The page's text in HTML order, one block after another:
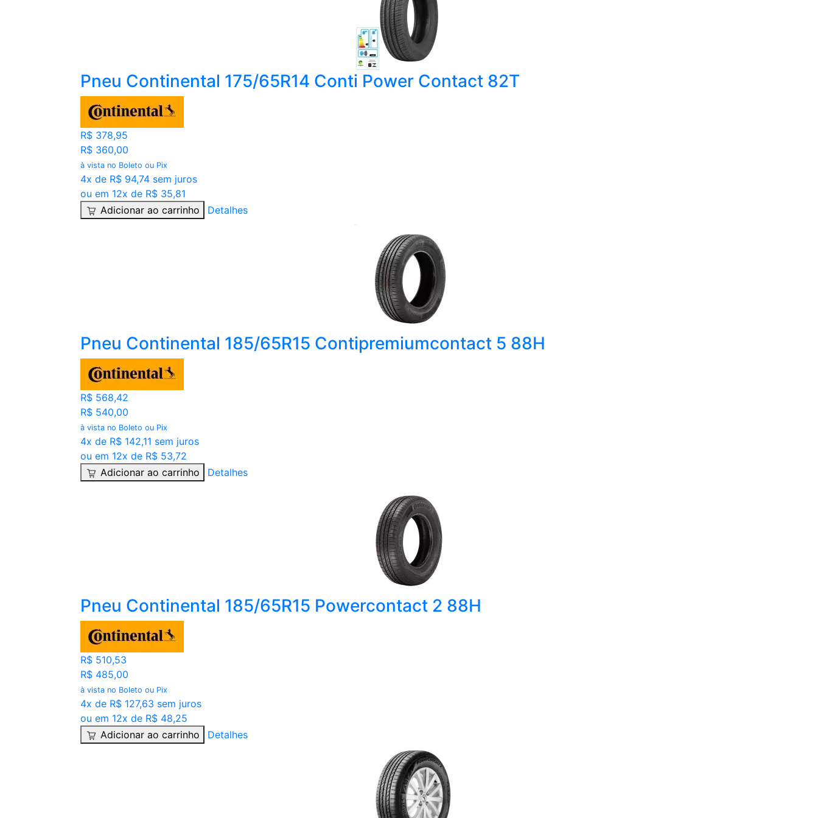
Pneu Continental 175/65R14 Conti Power Contact 82T
R$ 378,95
R$ 360,00
à vista no Boleto ou Pix
4x de R$ 94,74 sem juros
ou em 12x de R$ 35,81
Adicionar ao carrinho
Detalhes
Pneu Continental 185/65R15 Contipremiumcontact 5 88H
R$ 568,42
R$ 540,00
à vista no Boleto ou Pix
4x de R$ 142,11 sem juros
ou em 12x de R$ 53,72
Adicionar ao carrinho
Detalhes
Pneu Continental 185/65R15 Powercontact 2 88H
R$ 510,53
R$ 485,00
à vista no Boleto ou Pix
4x de R$ 127,63 sem juros
ou em 12x de R$ 48,25
Adicionar ao carrinho
Detalhes